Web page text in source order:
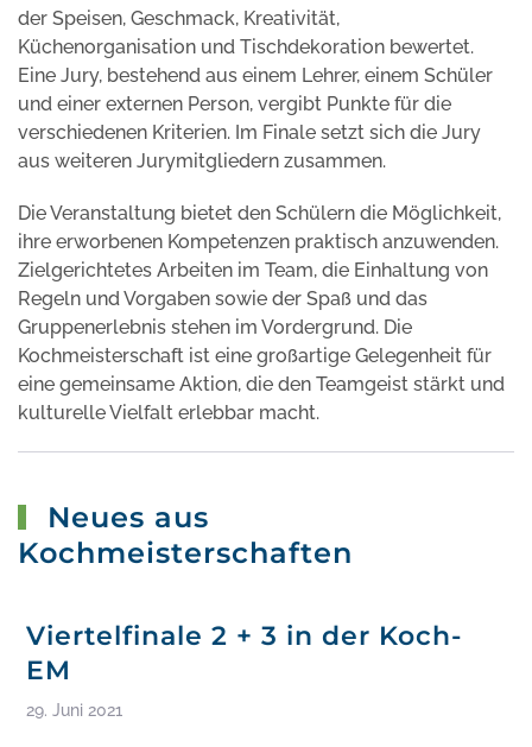
der Speisen, Geschmack, Kreativität,
Küchenorganisation und Tischdekoration bewertet.
Eine Jury, bestehend aus einem Lehrer, einem Schüler
und einer externen Person, vergibt Punkte für die
verschiedenen Kriterien. Im Finale setzt sich die Jury
aus weiteren Jurymitgliedern zusammen.
Die Veranstaltung bietet den Schülern die Möglichkeit,
ihre erworbenen Kompetenzen praktisch anzuwenden.
Zielgerichtetes Arbeiten im Team, die Einhaltung von
Regeln und Vorgaben sowie der Spaß und das
Gruppenerlebnis stehen im Vordergrund. Die
Kochmeisterschaft ist eine großartige Gelegenheit für
eine gemeinsame Aktion, die den Teamgeist stärkt und
kulturelle Vielfalt erlebbar macht.
Neues aus
Kochmeisterschaften
Viertelfinale 2 + 3 in der Koch-
EM
29. Juni 2021